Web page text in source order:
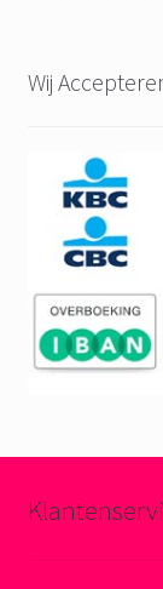
Wij